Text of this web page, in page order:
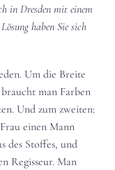
in Dresden mit einem
haben Sie sich
Um die Breite
man Farben
Und zum zweiten:
einen Mann
des Stoffes, und
Regisseur. Man